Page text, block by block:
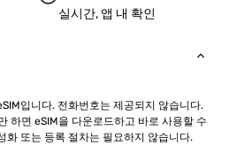
실시간, 앱 내 확인
입니다. 전화번호는 제공되지 않습니다.
하면 eSIM을 다운로드하고 바로 사용할 수
화 또는 등록 절차는 필요하지 않습니다.